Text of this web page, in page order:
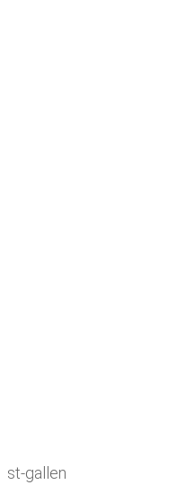
st-gallen